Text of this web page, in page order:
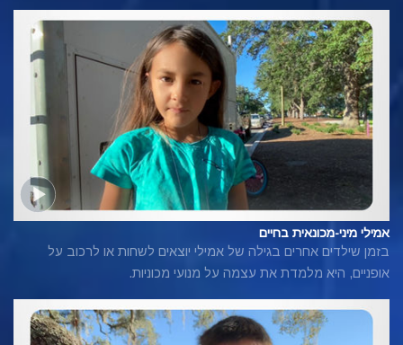
אמילי מיני-מכונאית בחיים
בזמן שילדים אחרים בגילה של אמילי יוצאים לשחות או לרכוב על
אופניים, היא מלמדת את עצמה על מנועי מכוניות.